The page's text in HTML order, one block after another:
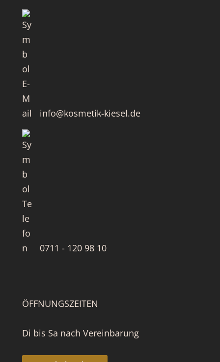
info@kosmetik-kiesel.de
0711 - 120 98 10
ÖFFNUNGSZEITEN
Di bis Sa nach Vereinbarung